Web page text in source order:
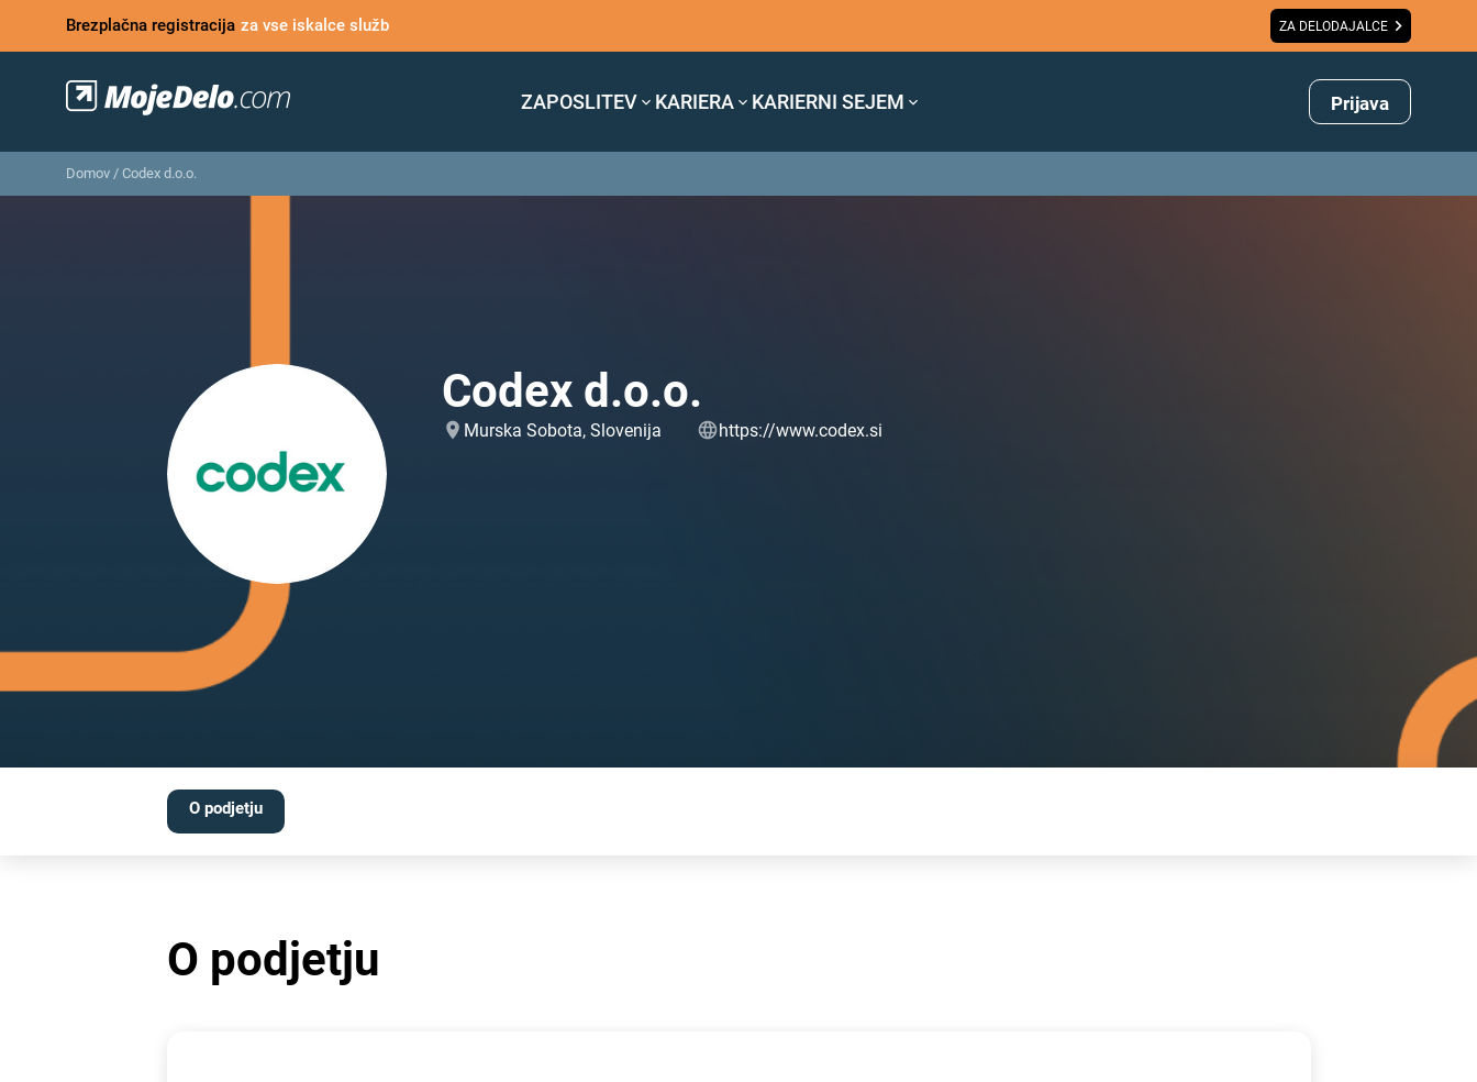
Brezplačna registracija za vse iskalce služb ZA DELODAJALCE
ZAPOSLITEV KARIERA KARIERNI SEJEM Prijava
Domov / Codex d.o.o.
Codex d.o.o.
Murska Sobota, Slovenija https://www.codex.si
O podjetju
O podjetju